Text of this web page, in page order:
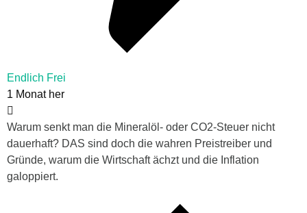
Endlich Frei
1 Monat her
Warum senkt man die Mineralöl- oder CO2-Steuer nicht
dauerhaft? DAS sind doch die wahren Preistreiber und
Gründe, warum die Wirtschaft ächzt und die Inflation
galoppiert.